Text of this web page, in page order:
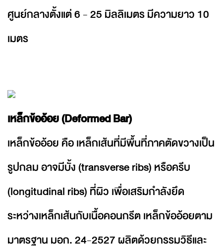
ศูนย์กลางตั้งแต่ 6 - 25 มิลลิเมตร มีความยาว 10
เมตร
เหล็กข้ออ้อย (Deformed Bar)
เหล็กข้ออ้อย คือ เหล็กเส้นที่มีพื้นที่ภาคตัดขวางเป็น
รูปกลม อาจมีบั้ง (transverse ribs) หรือครีบ
(longitudinal ribs) ที่ผิว เพื่อเสริมกำลังยึด
ระหว่างเหล็กเส้นกับเนื้อคอนกรีต เหล็กข้ออ้อยตาม
มาตรฐาน มอก. 24-2527 ผลิตด้วยกรรมวิธีและ